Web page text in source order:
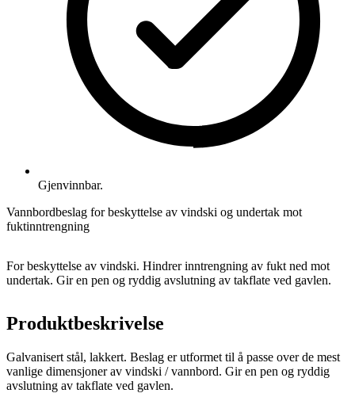
Gjenvinnbar.
Vannbordbeslag for beskyttelse av vindski og undertak mot
fuktinntrengning
For beskyttelse av vindski. Hindrer inntrengning av fukt ned mot
undertak. Gir en pen og ryddig avslutning av takflate ved gavlen.
Produktbeskrivelse
Galvanisert stål, lakkert. Beslag er utformet til å passe over de mest
vanlige dimensjoner av vindski / vannbord. Gir en pen og ryddig
avslutning av takflate ved gavlen.